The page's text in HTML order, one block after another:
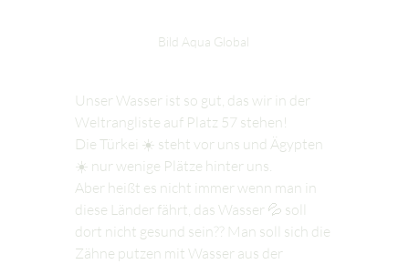
Bild Aqua Global
Unser Wasser ist so gut, das wir in der
Weltrangliste auf Platz 57 stehen!
Die Türkei ☀️ steht vor uns und Ägypten
☀️ nur wenige Plätze hinter uns.
Aber heißt es nicht immer wenn man in
diese Länder fährt, das Wasser 💦 soll
dort nicht gesund sein?? Man soll sich die
Zähne putzen mit Wasser aus der